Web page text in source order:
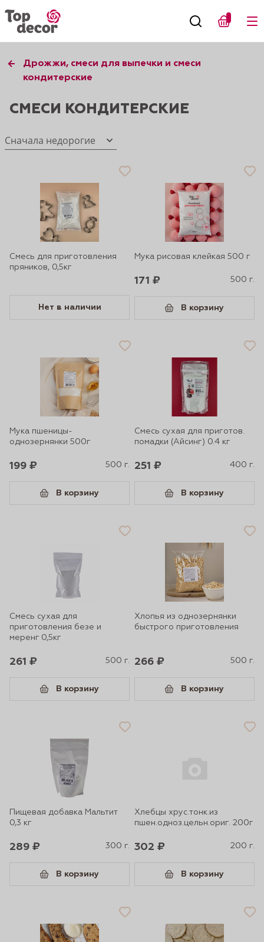
Дрожжи, смеси для выпечки и смеси
кондитерские
СМЕСИ КОНДИТЕРСКИЕ
Сначала недорогие
Смесь для приготовления
пряников, 0,5кг
Нет в наличии
Мука рисовая клейкая 500 г
171 ₽ 500 г.
В корзину
Мука пшеницы-
однозернянки 500г
199 ₽ 500 г.
В корзину
Смесь сухая для приготов.
помадки (Айсинг) 0.4 кг
251 ₽ 400 г.
В корзину
Смесь сухая для
приготовления безе и
меренг 0,5кг
261 ₽ 500 г.
В корзину
Хлопья из однозернянки
быстрого приготовления
266 ₽ 500 г.
В корзину
Пищевая добавка Мальтит
0,3 кг
289 ₽ 300 г.
В корзину
Хлебцы хрус.тонк.из
пшен.одноз.цельн.ориг. 200г
302 ₽ 200 г.
В корзину